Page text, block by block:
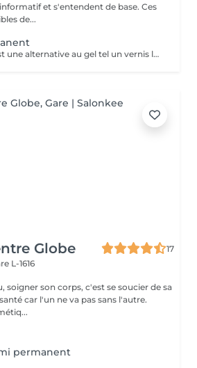
et s'entendent de base. Ces
de...
Le semi permanent est une alternative au gel tel un vernis longue durée pour une durée de 2 à 3 semaines de tenue maximum. Le retrait doit se faire uniquement au salon et nous le recommandons de manière ponctuelle. La manucure sèche est comprise dans cette prestation . Comme chaque cliente est unique nous vous invitons à vous rapprocher d'une collaboratrice pour d'avantages d'informations .
Globe
17
L-1616
soigner son corps, c'est se soucier de sa
car l'un ne va pas sans l'autre.
permanent